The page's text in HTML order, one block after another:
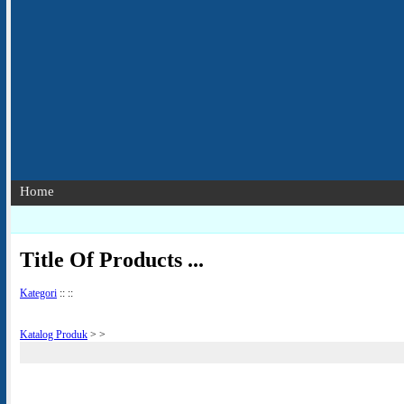
Home
Title Of Products ...
Kategori :: ::
Katalog Produk > >